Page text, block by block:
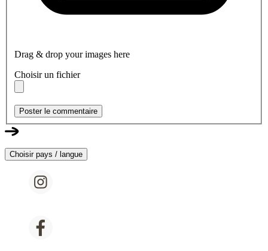
Drag & drop your images here
Choisir un fichier
Poster le commentaire
Choisir pays / langue